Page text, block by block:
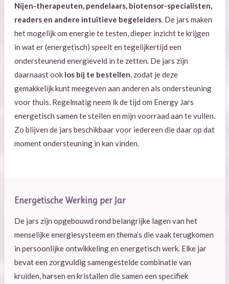
Nijen-therapeuten, pendelaars, biotensor-specialisten,
readers en andere intuïtieve begeleiders. De jars maken
het mogelijk om energie te testen, dieper inzicht te krijgen
in wat er (energetisch) speelt en tegelijkertijd een
ondersteunend energieveld in te zetten. De jars zijn
daarnaast ook los bij te bestellen, zodat je deze
gemakkelijk kunt meegeven aan anderen als ondersteuning
voor thuis. Regelmatig neem ik de tijd om Energy Jars
energetisch samen te stellen en mijn voorraad aan te vullen.
Zo blijven de jars beschikbaar voor iedereen die daar op dat
moment ondersteuning in kan vinden.
Energetische Werking per Jar
De jars zijn opgebouwd rond belangrijke lagen van het
menselijke energiesysteem en thema’s die vaak terugkomen
in persoonlijke ontwikkeling en energetisch werk. Elke jar
bevat een zorgvuldig samengestelde combinatie van
kruiden, harsen en kristallen die samen een specifiek